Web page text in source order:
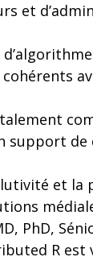
et
support
et la
PhD,
R